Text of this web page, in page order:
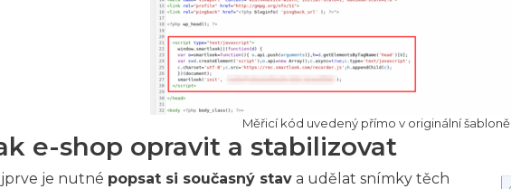
Měřicí kód uvedený přímo v originální šabloně
e-shop opravit a stabilizovat
je nutné popsat si současný stav a udělat snímky těch